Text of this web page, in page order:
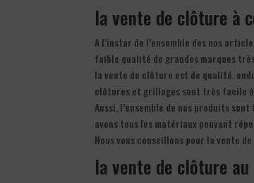
la vente de clôture à
A l’instar de l’ensemble des nos
faible qualité de grandes marques
la vente de clôture est de qualité.
clôtures et grillages sont très facile
Aussi, l’ensemble de nos produits
avons tous les matériaux pouvant
Nous vous conseillons pour la vente
la vente de clôture